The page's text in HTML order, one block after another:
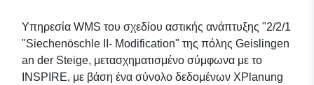
Υπηρεσία WMS του σχεδίου αστικής ανάπτυξης "2/2/1
"Siechenöschle II- Modification" της πόλης Geislingen
an der Steige, μετασχηματισμένο σύμφωνα με το
INSPIRE, με βάση ένα σύνολο δεδομένων XPlanung